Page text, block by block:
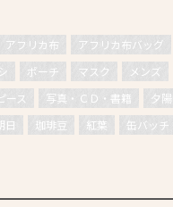
アフリカ布 アフリカ布バッグ
ポーチ マスク メンズ
ース 写真・ＣＤ・書籍 夕陽
日 珈琲豆 紅葉 缶バッチ